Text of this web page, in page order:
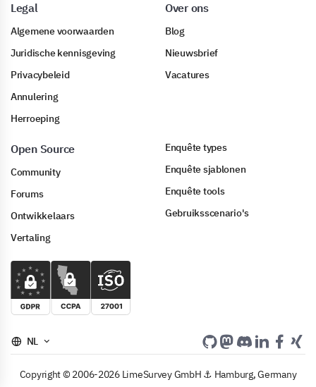
Legal
Algemene voorwaarden
Juridische kennisgeving
Privacybeleid
Annulering
Herroeping
Over ons
Blog
Nieuwsbrief
Vacatures
Open Source
Community
Forums
Ontwikkelaars
Vertaling
Enquête types
Enquête sjablonen
Enquête tools
Gebruiksscenario's
NL
Copyright © 2006-2026 LimeSurvey GmbH ⚓ Hamburg, Germany